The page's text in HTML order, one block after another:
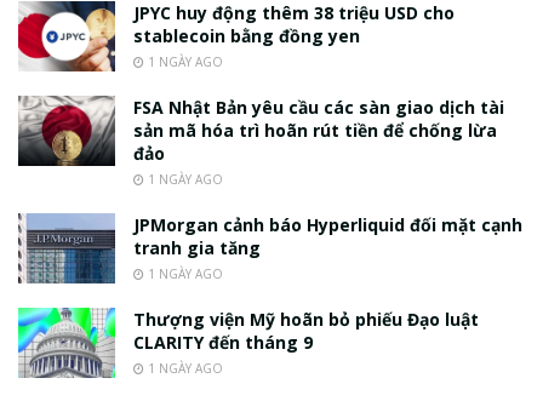
JPYC huy động thêm 38 triệu USD cho
stablecoin bằng đồng yen
1 NGÀY AGO
FSA Nhật Bản yêu cầu các sàn giao dịch tài
sản mã hóa trì hoãn rút tiền để chống lừa
đảo
1 NGÀY AGO
JPMorgan cảnh báo Hyperliquid đối mặt cạnh
tranh gia tăng
1 NGÀY AGO
Thượng viện Mỹ hoãn bỏ phiếu Đạo luật
CLARITY đến tháng 9
1 NGÀY AGO